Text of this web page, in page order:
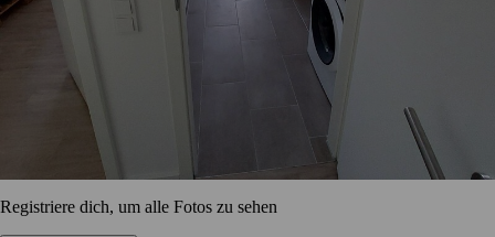
Registriere dich, um alle Fotos zu sehen